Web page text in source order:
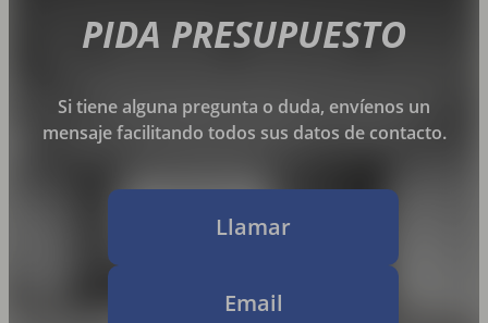
PIDA PRESUPUESTO
Si tiene alguna pregunta o duda, envíenos un
mensaje facilitando todos sus datos de contacto.
Llamar
Email